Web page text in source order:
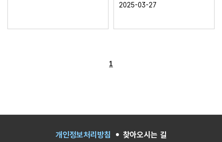
2025-03-27
1
개인정보처리방침 찾아오시는 길